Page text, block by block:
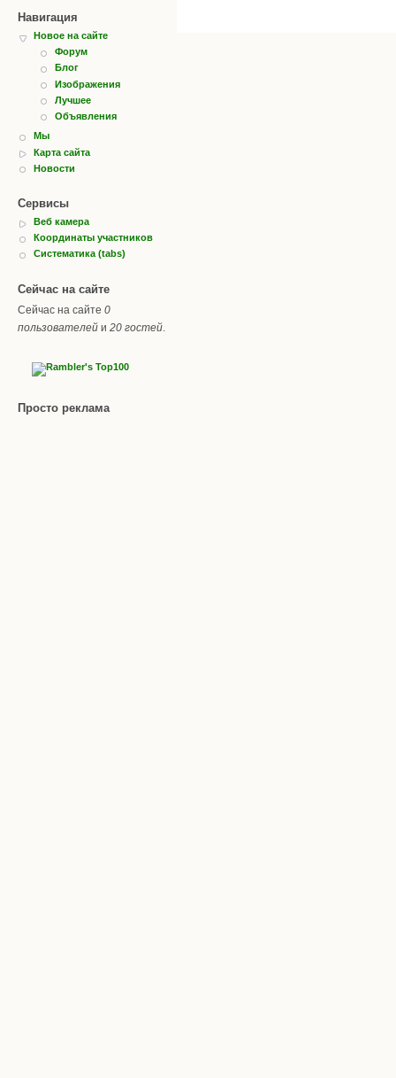
Навигация
Новое на сайте
Форум
Блог
Изображения
Лучшее
Объявления
Мы
Карта сайта
Новости
Сервисы
Веб камера
Координаты участников
Систематика (tabs)
Сейчас на сайте
Сейчас на сайте 0
пользователей и 20 гостей.
Просто реклама